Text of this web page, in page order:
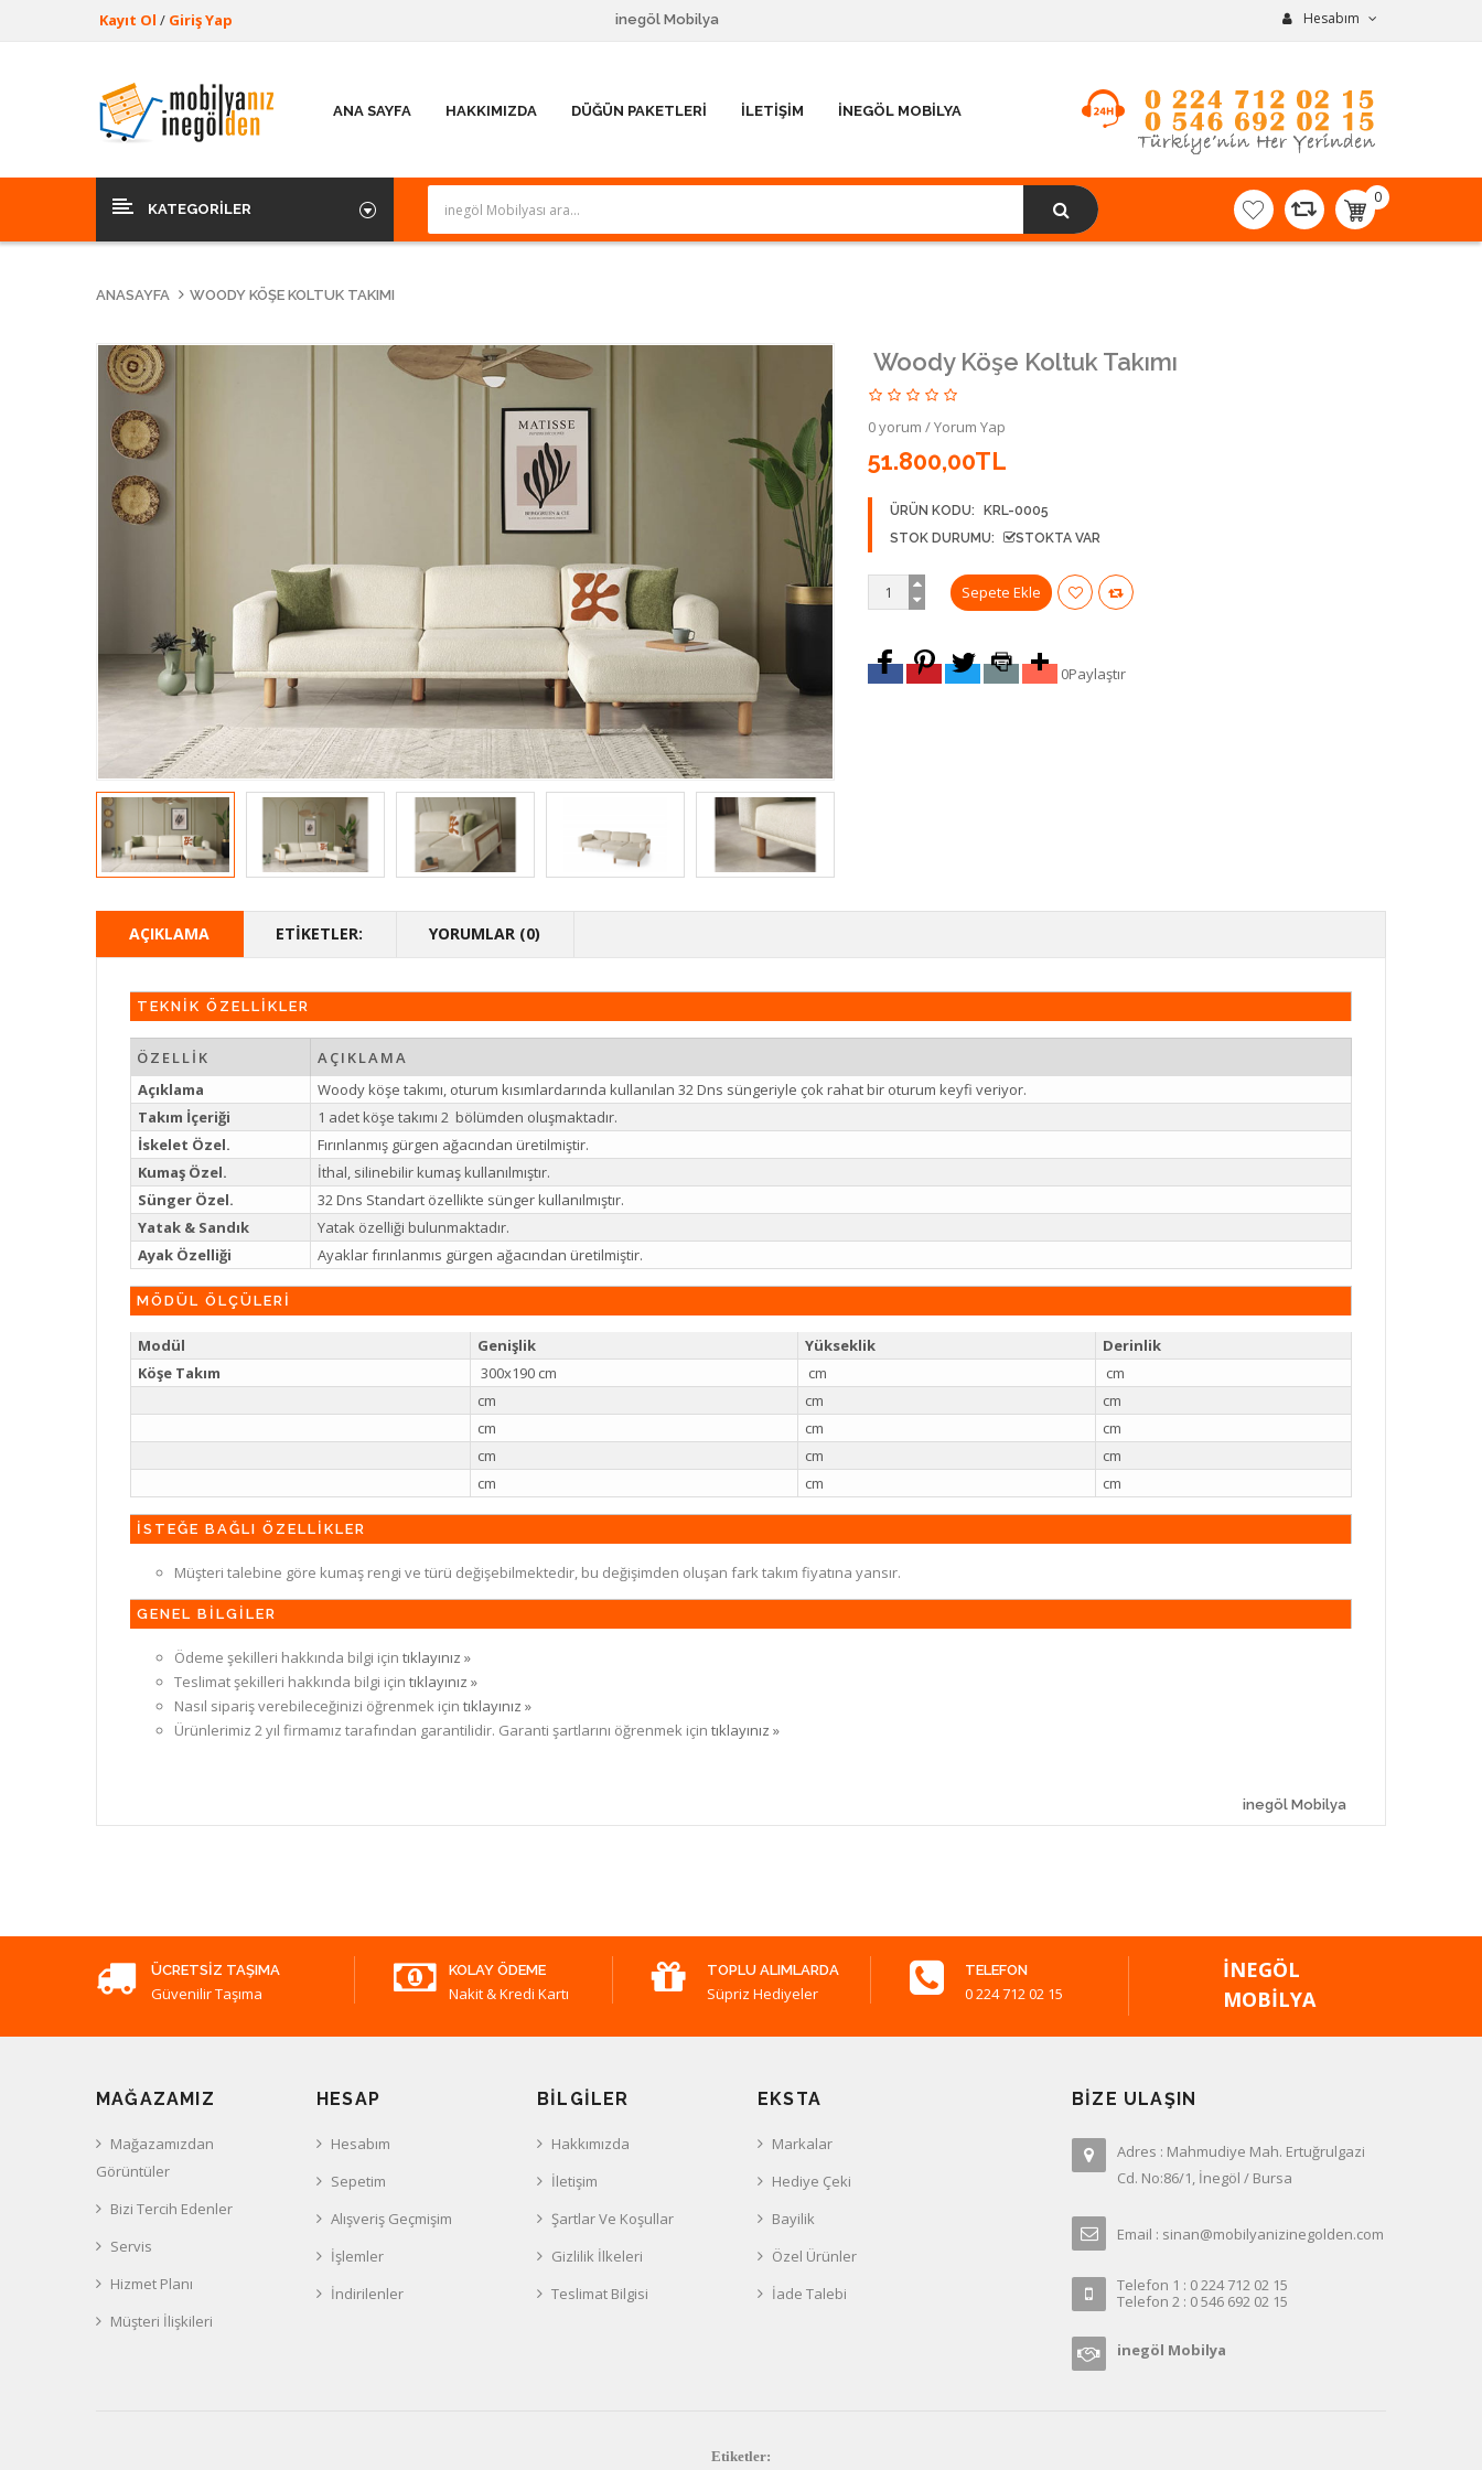
inegöl Mobilya
Kayıt Ol / Giriş Yap Hesabım
ANA SAYFA HAKKIMIZDA DÜĞÜN PAKETLERI İLETIŞIM İNEGÖL MOBILYA
KATEGORILER
0
item(s)
-
ANASAYFA WOODY KÖŞE KOLTUK TAKIMI
Woody Köşe Koltuk Takımı
0 yorum /Yorum Yap
51.800,00TL
ÜRÜN KODU:
KRL-0005
STOK DURUMU:
STOKTA VAR
0Paylaştır
AÇIKLAMA ETIKETLER: YORUMLAR (0)
TEKNİK ÖZELLİKLER
ÖZELLİK
AÇIKLAMA
Açıklama
Woody köşe takımı, oturum kısımlardarında kullanılan 32 Dns süngeriyle çok rahat bir oturum keyfi veriyor.
Takım İçeriği
1 adet köşe takımı 2 bölümden oluşmaktadır.
İskelet Özel.
Fırınlanmış gürgen ağacından üretilmiştir.
Kumaş Özel.
İthal, silinebilir kumaş kullanılmıştır.
Sünger Özel.
32 Dns Standart özellikte sünger kullanılmıştır.
Yatak & Sandık
Yatak özelliği bulunmaktadır.
Ayak Özelliği
Ayaklar fırınlanmıs gürgen ağacından üretilmiştir.
MÖDÜL ÖLÇÜLERİ
Modül Genişlik Yükseklik
Derinlik
Köşe Takım
300x190 cm cm
cm
cm
cm
cm
cm
cm
cm
cm
cm
cm
cm
cm cm
İSTEĞE BAĞLI ÖZELLİKLER
Müşteri talebine göre kumaş rengi ve türü değişebilmektedir, bu değişimden oluşan fark takım fiyatına yansır.
GENEL BİLGİLER
Ödeme şekilleri hakkında bilgi için tıklayınız »
Teslimat şekilleri hakkında bilgi için tıklayınız »
Nasıl sipariş verebileceğinizi öğrenmek için tıklayınız »
Ürünlerimiz 2 yıl firmamız tarafından garantilidir. Garanti şartlarını öğrenmek için tıklayınız »
inegöl Mobilya
ÜCRETSIZ TAŞIMA
Güvenilir Taşıma
KOLAY ÖDEME
Nakit & Kredi Kartı
TOPLU ALIMLARDA
Süpriz Hediyeler
TELEFON
0 224 712 02 15
İNEGÖL
MOBILYA
MAĞAZAMIZ
Mağazamızdan
Görüntüler
Bizi Tercih Edenler
Servis
Hizmet Planı
Müşteri İlişkileri
HESAP
Hesabım
Sepetim
Alışveriş Geçmişim
İşlemler
İndirilenler
BILGILER
Hakkımızda
İletişim
Şartlar Ve Koşullar
Gizlilik İlkeleri
Teslimat Bilgisi
EKSTA
Markalar
Hediye Çeki
Bayilik
Özel Ürünler
İade Talebi
BIZE ULAŞIN
Adres : Mahmudiye Mah. Ertuğrulgazi
Cd. No:86/1, İnegöl / Bursa
Email : sinan@mobilyanizinegolden.com
Telefon 1 : 0 224 712 02 15
Telefon 2 : 0 546 692 02 15
inegöl Mobilya
Etiketler: